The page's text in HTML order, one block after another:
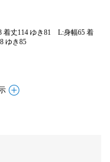
着丈114 ゆき81 L:身幅65 着
ゆき85